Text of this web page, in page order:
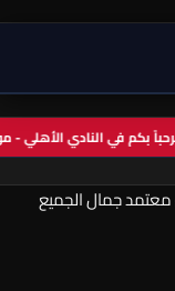
مرحباً بكم في النادي
جمال الجميع